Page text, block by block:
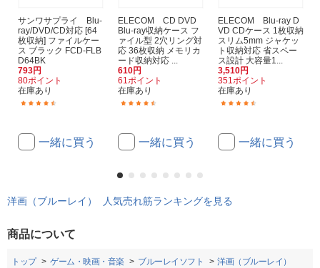
サンワサプライ Blu-
ray/DVD/CD対応 [64
枚収納] ファイルケー
ス ブラック FCD-FLB
D64BK
793円
80ポイント
在庫あり
一緒に買う
ELECOM CD DVD
Blu-ray収納ケース フ
ァイル型 2穴リング対
応 36枚収納 メモリカ
ード収納対応 ...
610円
61ポイント
在庫あり
一緒に買う
ELECOM Blu-ray D
VD CDケース 1枚収納
スリム5mm ジャケッ
ト収納対応 省スペー
ス設計 大容量1...
3,510円
351ポイント
在庫あり
一緒に買う
洋画（ブルーレイ） 人気売れ筋ランキングを見る
商品について
トップ ゲーム・映画・音楽 ブルーレイソフト 洋画（ブルーレイ）